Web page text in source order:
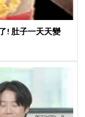
! 肚子一天天變